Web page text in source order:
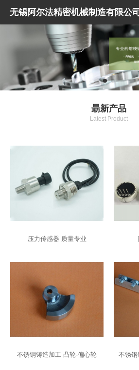
无锡阿尔法精密机械制造有限公司
朂新产品
Latest Product
压力传感器 质量专业
不锈钢铸造加工 凸轮-偏心轮